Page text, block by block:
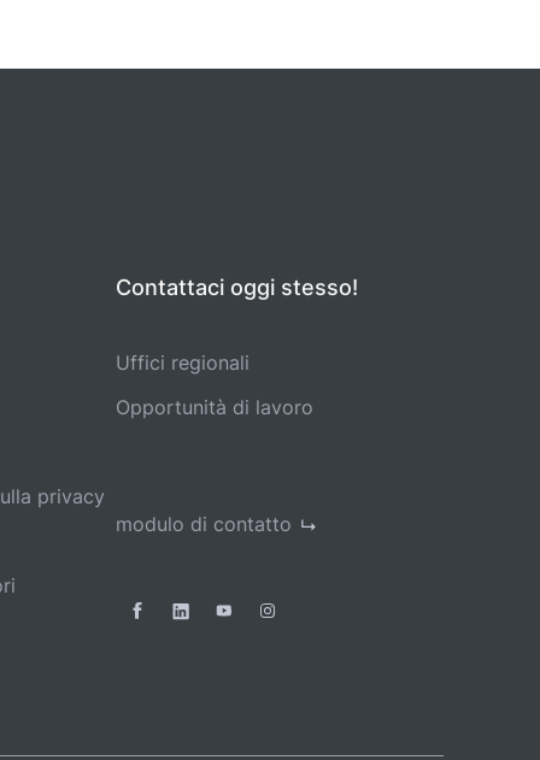
privacy
Contattaci oggi stesso!
Uffici regionali
Opportunità di lavoro
modulo di contatto